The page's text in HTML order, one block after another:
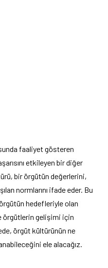
faaliyet gösteren
etkileyen bir diğer
bir örgütün değerlerini,
normlarını ifade eder. Bu
hedefleriyle olan
örgütlerin gelişimi için
örgüt kültürünün ne
ele alacağız.